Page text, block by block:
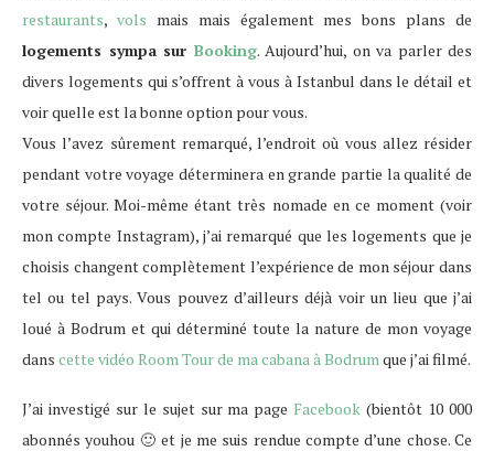
restaurants, vols mais mais également mes bons plans de
logements sympa sur Booking. Aujourd’hui, on va parler des
divers logements qui s’offrent à vous à Istanbul dans le détail et
voir quelle est la bonne option pour vous.
Vous l’avez sûrement remarqué, l’endroit où vous allez résider
pendant votre voyage déterminera en grande partie la qualité de
votre séjour. Moi-même étant très nomade en ce moment (voir
mon compte Instagram), j’ai remarqué que les logements que je
choisis changent complètement l’expérience de mon séjour dans
tel ou tel pays. Vous pouvez d’ailleurs déjà voir un lieu que j’ai
loué à Bodrum et qui déterminé toute la nature de mon voyage
dans cette vidéo Room Tour de ma cabana à Bodrum que j’ai filmé.
J’ai investigé sur le sujet sur ma page Facebook (bientôt 10 000
abonnés youhou 🙂 et je me suis rendue compte d’une chose. Ce